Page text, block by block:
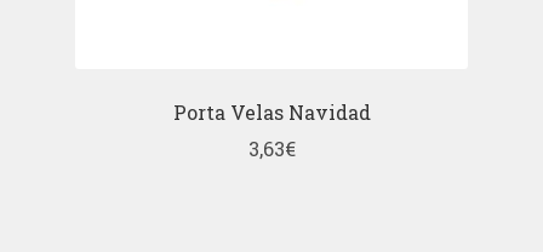
Porta Velas Navidad
3,63€